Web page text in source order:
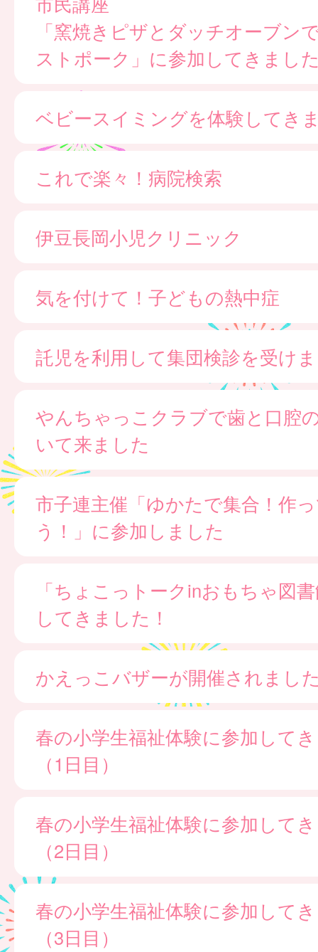
「窯焼きピザとダッチオーブン
ストポーク」に参加してきまし
ベビースイミングを体験してき
これで楽々！病院検索
伊豆長岡小児クリニック
気を付けて！子どもの熱中症
託児を利用して集団検診を受け
やんちゃっこクラブで歯と口腔
いて来ました
市子連主催「ゆかたで集合！作
う！」に参加しました
「ちょこっトークinおもちゃ図
してきました！
かえっこバザーが開催されまし
春の小学生福祉体験に参加して
（1日目）
春の小学生福祉体験に参加して
（2日目）
春の小学生福祉体験に参加して
（3日目）